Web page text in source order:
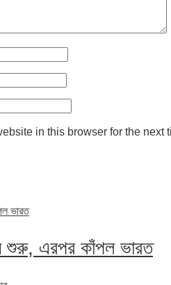
in this browser for the next
শুরু, এরপর কাঁপল ভারত